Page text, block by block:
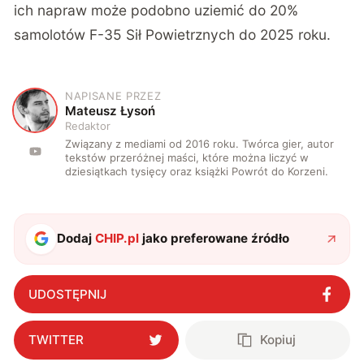
ich napraw może podobno uziemić do 20%
samolotów F-35 Sił Powietrznych do 2025 roku.
M
NAPISANE PRZEZ
Mateusz Łysoń
Redaktor
Związany z mediami od 2016 roku. Twórca gier, autor
tekstów przeróżnej maści, które można liczyć w
dziesiątkach tysięcy oraz książki Powrót do Korzeni.
DodajCHIP.pl jako preferowane źródło
UDOSTĘPNIJ
TWITTER Kopiuj